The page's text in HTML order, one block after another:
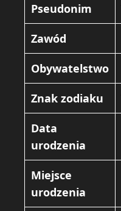
Pseudonim
Zawód
Obywatelstwo
Znak zodiaku
Data
urodzenia
Miejsce
urodzenia